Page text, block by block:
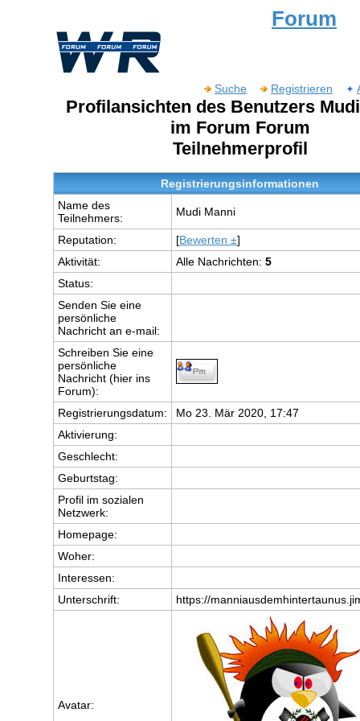
Forum
Suche Registrieren
Profilansichten des Benutzers
im Forum Forum
Teilnehmerprofil
Registrierungsinformationen
Name des
Teilnehmers:
Mudi Manni
Reputation: [Bewerten ±]
Aktivität:
Alle Nachrichten: 5
Status:
Senden Sie eine
persönliche
Nachricht an e-mail:
Schreiben Sie eine
persönliche
Nachricht (hier ins
Forum):
Registrierungsdatum:
Mo 23. Mär 2020, 17:47
Aktivierung:
Geschlecht:
Geburtstag:
Profil im sozialen
Netzwerk:
Homepage:
Woher:
Interessen:
Unterschrift:
https://
Avatar: